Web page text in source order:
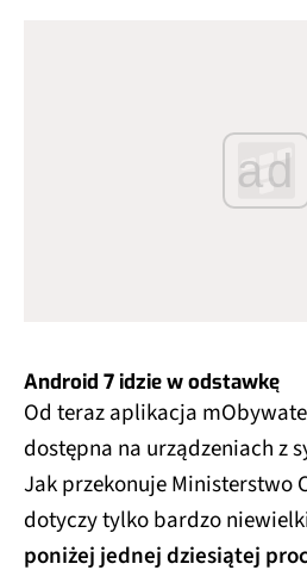
ad
Android 7 idzie w odstawkę
Od teraz aplikacja
dostępna na urządzeniach z
Jak przekonuje Ministerstwo
dotyczy tylko bardzo
poniżej jednej dziesiątej